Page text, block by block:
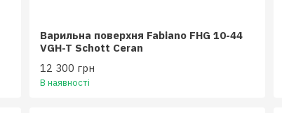
Варильна поверхня Fabiano FHG 10-44
VGH-T Schott Ceran
12 300 грн
В наявності